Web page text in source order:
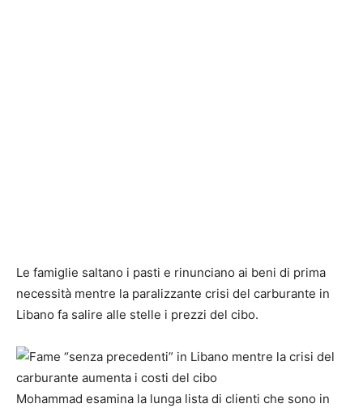
Le famiglie saltano i pasti e rinunciano ai beni di prima
necessità mentre la paralizzante crisi del carburante in
Libano fa salire alle stelle i prezzi del cibo.
Mohammad esamina la lunga lista di clienti che sono in